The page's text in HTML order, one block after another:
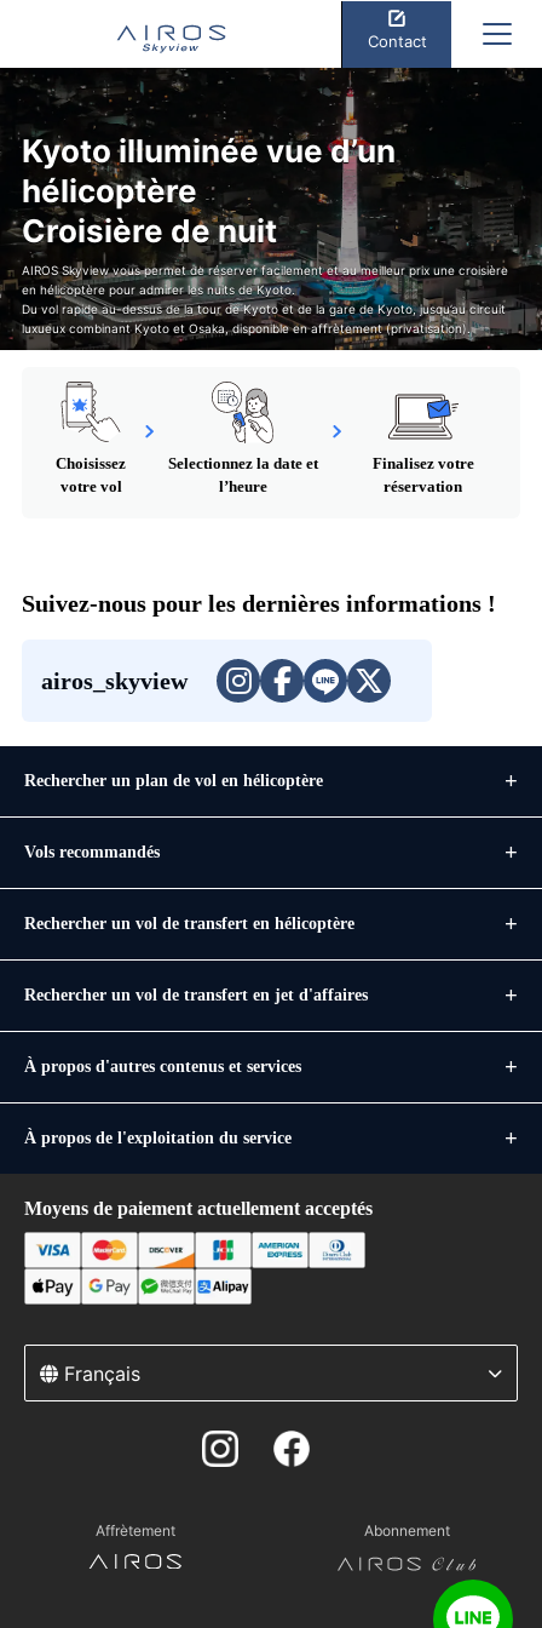
Contact
Kyoto illuminée vue d’un
hélicoptère
Croisière de nuit
AIROS Skyview vous permet de réserver facilement et au meilleur prix une croisière
en hélicoptère pour admirer les nuits de Kyoto.
Du vol rapide au-dessus de la tour de Kyoto et de la gare de Kyoto, jusqu’au circuit
luxueux combinant Kyoto et Osaka, disponible en affrètement (privatisation).
Choisissez
votre vol
Selectionnez la date et
l’heure
Finalisez votre
réservation
Suivez-nous pour les dernières informations !
airos_skyview
Rechercher un plan de vol en hélicoptère
Vols recommandés
Rechercher un vol de transfert en hélicoptère
Rechercher un vol de transfert en jet d'affaires
À propos d'autres contenus et services
À propos de l'exploitation du service
Moyens de paiement actuellement acceptés
Français
Affrètement Abonnement